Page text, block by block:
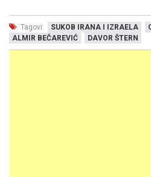
Tagovi: SUKOB IRANA I IZRAELA
ALMIR BEČAREVIĆ
DAVOR ŠTERN